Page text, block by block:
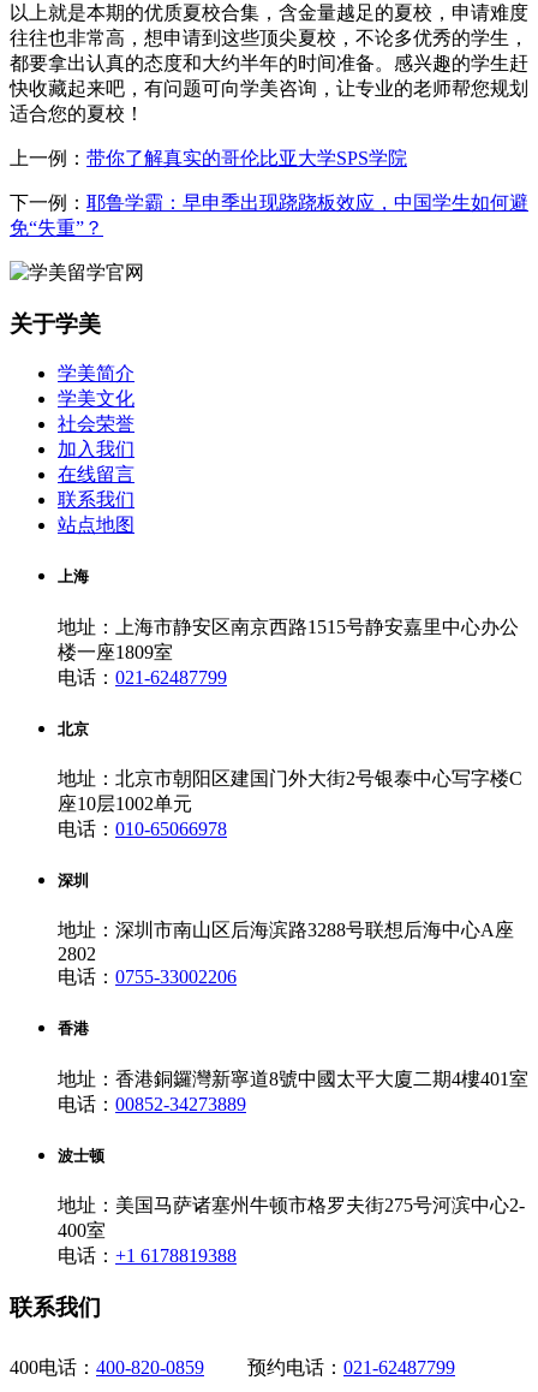
以上就是本期的优质夏校合集，含金量越足的夏校，申请难度
往往也非常高，想申请到这些顶尖夏校，不论多优秀的学生，
都要拿出认真的态度和大约半年的时间准备。感兴趣的学生赶
快收藏起来吧，有问题可向学美咨询，让专业的老师帮您规划
适合您的夏校！
上一例： 带你了解真实的哥伦比亚大学SPS学院
下一例： 耶鲁学霸：早申季出现跷跷板效应，中国学生如何避
免“失重”？
关于学美
学美简介
学美文化
社会荣誉
加入我们
在线留言
联系我们
站点地图
上海
地址：上海市静安区南京西路1515号静安嘉里中心办公
楼一座1809室
电话： 021-62487799
北京
地址：北京市朝阳区建国门外大街2号银泰中心写字楼C
座10层1002单元
电话： 010-65066978
深圳
地址：深圳市南山区后海滨路3288号联想后海中心A座
2802
电话： 0755-33002206
香港
地址：香港銅鑼灣新寧道8號中國太平大廈二期4樓401室
电话： 00852-34273889
波士顿
地址：美国马萨诸塞州牛顿市格罗夫街275号河滨中心2-
400室
电话： +1 6178819388
联系我们
400电话： 400-820-0859 预约电话： 021-62487799